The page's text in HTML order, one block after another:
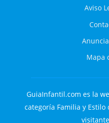
Aviso
Mapa
GuiaInfantil.com es la
categoría Familia y